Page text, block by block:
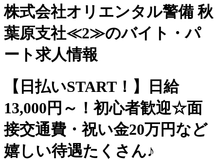
株式会社オリエンタル警備 秋
葉原支社≪2≫のバイト・パ
ート求人情報
【日払いSTART！】日給
13,000円～！初心者歓迎☆面
接交通費・祝い金20万円など
嬉しい待遇たくさん♪